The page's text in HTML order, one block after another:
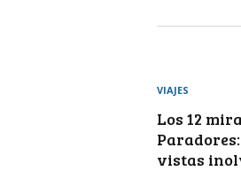
VIAJES
Los 12
vistas